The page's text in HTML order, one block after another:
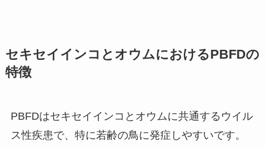
セキセイインコとオウムにおけるPBFDの
特徴
PBFDはセキセイインコとオウムに共通するウイル
ス性疾患で、特に若齢の鳥に発症しやすいです。